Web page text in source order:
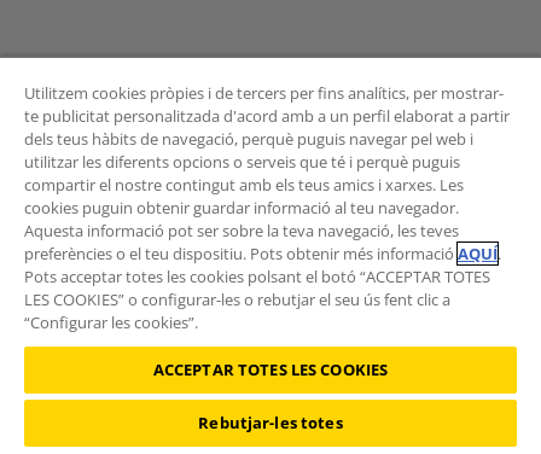
BUTLLETÍ
Vols rebre les novetats de l'Àrea de Mobilitat?
Subscriu-te al butlletí.
Utilitzem cookies pròpies i de tercers per fins analítics, per mostrar-
te publicitat personalitzada d'acord amb a un perfil elaborat a partir
dels teus hàbits de navegació, perquè puguis navegar pel web i
utilitzar les diferents opcions o serveis que té i perquè puguis
compartir el nostre contingut amb els teus amics i xarxes. Les
cookies puguin obtenir guardar informació al teu navegador.
Aquesta informació pot ser sobre la teva navegació, les teves
preferències o el teu dispositiu. Pots obtenir més informació AQUÍ.
Pots acceptar totes les cookies polsant el botó “ACCEPTAR TOTES
LES COOKIES” o configurar-les o rebutjar el seu ús fent clic a
“Configurar les cookies”.
ACCEPTAR TOTES LES COOKIES
Rebutjar-les totes